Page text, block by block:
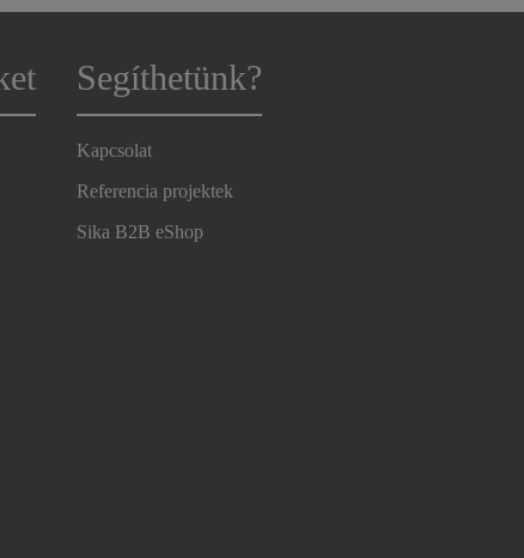
Segíthetünk?
Kapcsolat
Referencia projektek
Sika B2B eShop